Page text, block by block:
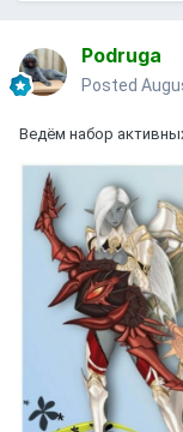
Podruga
Posted
Ведём набор